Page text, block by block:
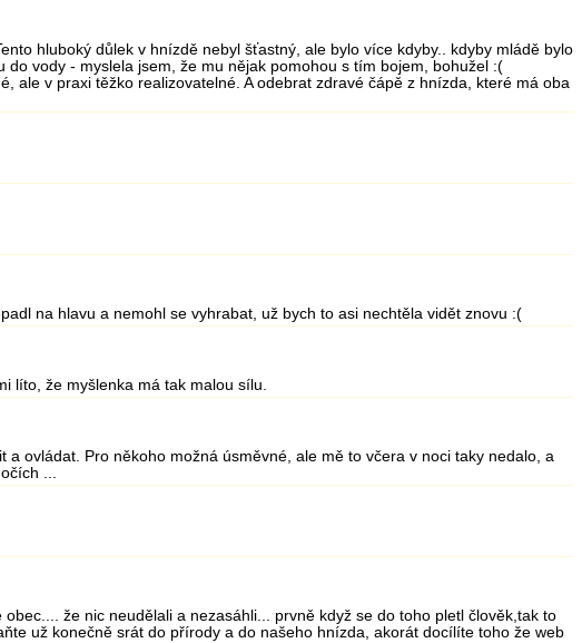
hluboký důlek v hnízdě nebyl šťastný, ale bylo více kdyby.. kdyby mládě bylo
vody - myslela jsem, že mu nějak pomohou s tím bojem, bohužel :(
ale v praxi těžko realizovatelné. A odebrat zdravé čápě z hnízda, které má oba
na hlavu a nemohl se vyhrabat, už bych to asi nechtěla vidět znovu :(
líto, že myšlenka má tak malou sílu.
ovládat. Pro někoho možná úsměvné, ale mě to včera v noci taky nedalo, a
...
že nic neudělali a nezasáhli... prvně když se do toho pletl člověk,tak to
už konečně srát do přírody a do našeho hnízda, akorát docílíte toho že web